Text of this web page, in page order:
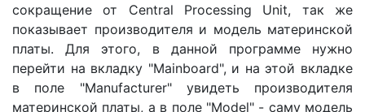
сокращение от Central Processing Unit, так же
показывает производителя и модель материнской
платы. Для этого, в данной программе нужно
перейти на вкладку "Mainboard", и на этой вкладке
в поле "Manufacturer" увидеть производителя
материнской платы, а в поле "Model" - саму модель